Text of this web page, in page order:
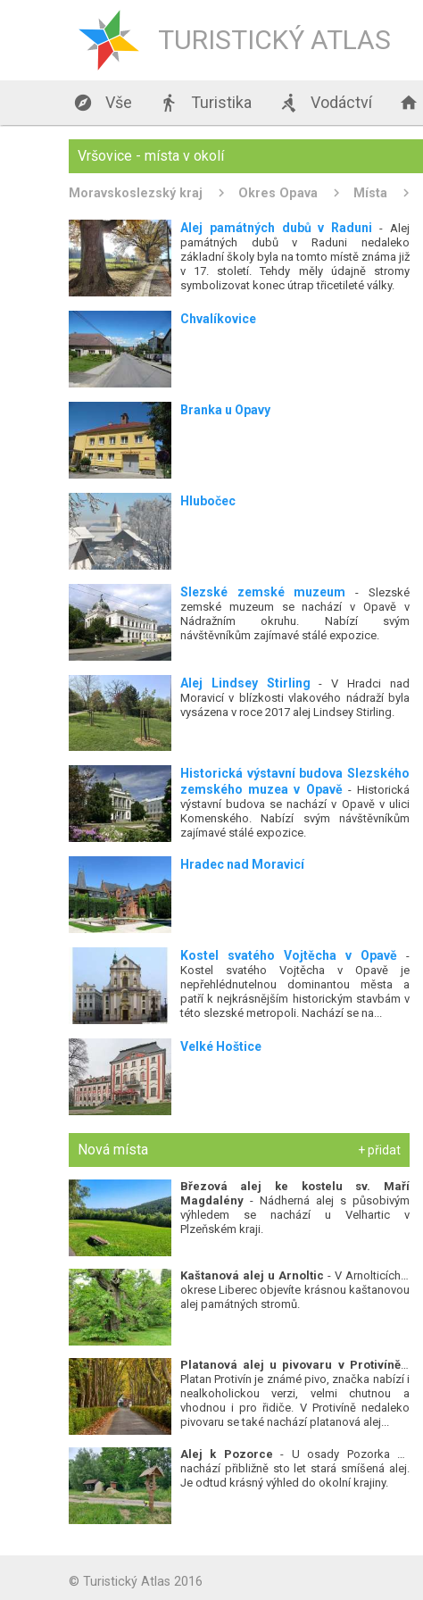
TURISTICKÝ ATLAS
 Vše  Turistika  Vodáctví 
Vršovice - místa v okolí
Moravskoslezský kraj Okres Opava Místa
Alej památných dubů v Raduni - Alej
památných dubů v Raduni nedaleko
základní školy byla na tomto místě známa již
v 17. století. Tehdy měly údajně stromy
symbolizovat konec útrap třicetileté války.
Chvalíkovice
Branka u Opavy
Hlubočec
Slezské zemské muzeum - Slezské
zemské muzeum se nachází v Opavě v
Nádražním okruhu. Nabízí svým
návštěvníkům zajímavé stálé expozice.
Alej Lindsey Stirling - V Hradci nad
Moravicí v blízkosti vlakového nádraží byla
vysázena v roce 2017 alej Lindsey Stirling.
Historická výstavní budova Slezského
zemského muzea v Opavě- Historická
výstavní budova se nachází v Opavě v ulici
Komenského. Nabízí svým návštěvníkům
zajímavé stálé expozice.
Hradec nad Moravicí
Kostel svatého Vojtěcha v Opavě -
Kostel svatého Vojtěcha v Opavě je
nepřehlédnutelnou dominantou města a
patří k nejkrásnějším historickým stavbám v
této slezské metropoli. Nachází se na...
Velké Hoštice
Nová místa + přidat
Březová alej ke kostelu sv. Maří
Magdalény- Nádherná alej s působivým
výhledem se nachází u Velhartic v
Plzeňském kraji.
Kaštanová alej u Arnoltic - V Arnolticích v
okrese Liberec objevíte krásnou kaštanovou
alej památných stromů.
Platanová alej u pivovaru v Protivíně-
Platan Protivín je známé pivo, značka nabízí i
nealkoholickou verzi, velmi chutnou a
vhodnou i pro řidiče. V Protivíně nedaleko
pivovaru se také nachází platanová alej...
Alej k Pozorce - U osady Pozorka se
nachází přibližně sto let stará smíšená alej.
Je odtud krásný výhled do okolní krajiny.
© Turistický Atlas 2016